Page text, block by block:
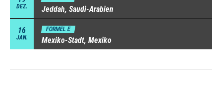
DEZ. Jeddah, Saudi-Arabien
16
JAN.
FORMEL E
Mexiko-Stadt, Mexiko